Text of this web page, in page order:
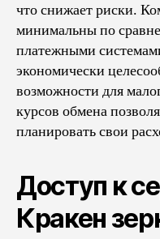
что снижает риски.
минимальны по
платежными
экономически
возможности для
курсов обмена
планировать свои
Доступ к
Кракен